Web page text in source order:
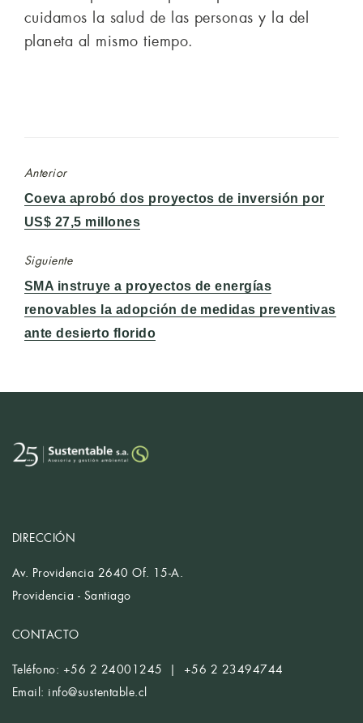
cuidamos la salud de las personas y la del
planeta al mismo tiempo.
Anterior
Entrada
anterior:
Coeva aprobó dos proyectos de inversión por
US$ 27,5 millones
Siguiente
Entrada
siguiente:
SMA instruye a proyectos de energías
renovables la adopción de medidas preventivas
ante desierto florido
DIRECCIÓN
Av. Providencia 2640 Of. 15-A.
Providencia - Santiago
CONTACTO
Teléfono: +56 2 24001245 | +56 2 23494744
Email: info@sustentable.cl